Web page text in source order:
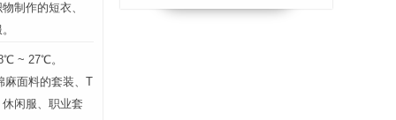
制作的短衣、
~ 27℃。
面料的套装、T
闲服、职业套